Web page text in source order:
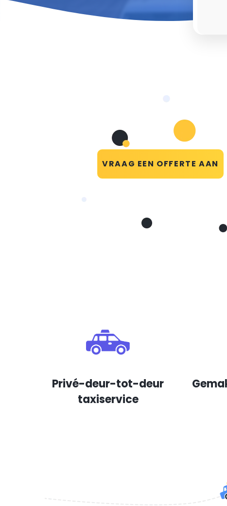
VRAAG EEN OFFERTE AAN
Privé-deur-tot-deur
taxiservice